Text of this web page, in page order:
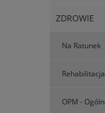
ZDROWIE
Na Ratunek
OPM -